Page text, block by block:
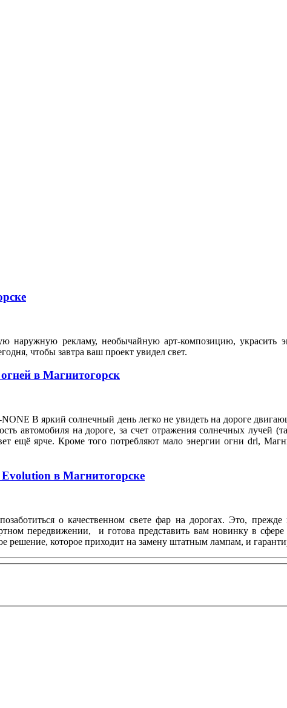
наружную рекламу, необычайную арт-композицию,
чтобы завтра ваш проект увидел свет.
в Магнитогорск
В яркий солнечный день легко не увидеть на дороге
автомобиля на дороге, за счет отражения солнечных лучей
ещё ярче. Кроме того потребляют мало энергии огни drl,
в Магнитогорске
о качественном свете фар на дорогах. Это,
передвижении, и готова представить вам новинку в
решение, которое приходит на замену штатным лампам, и